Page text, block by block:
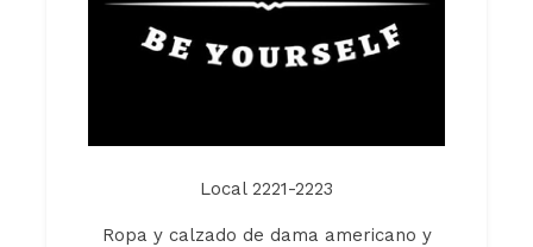
Local 2221-2223
Ropa y calzado de dama americano y